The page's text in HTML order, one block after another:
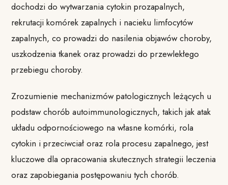
dochodzi do wytwarzania cytokin prozapalnych,
rekrutacji komórek zapalnych i nacieku limfocytów
zapalnych, co prowadzi do nasilenia objawów choroby,
uszkodzenia tkanek oraz prowadzi do przewlekłego
przebiegu choroby.
Zrozumienie mechanizmów patologicznych leżących u
podstaw chorób autoimmunologicznych, takich jak atak
układu odpornościowego na własne komórki, rola
cytokin i przeciwciał oraz rola procesu zapalnego, jest
kluczowe dla opracowania skutecznych strategii leczenia
oraz zapobiegania postępowaniu tych chorób.